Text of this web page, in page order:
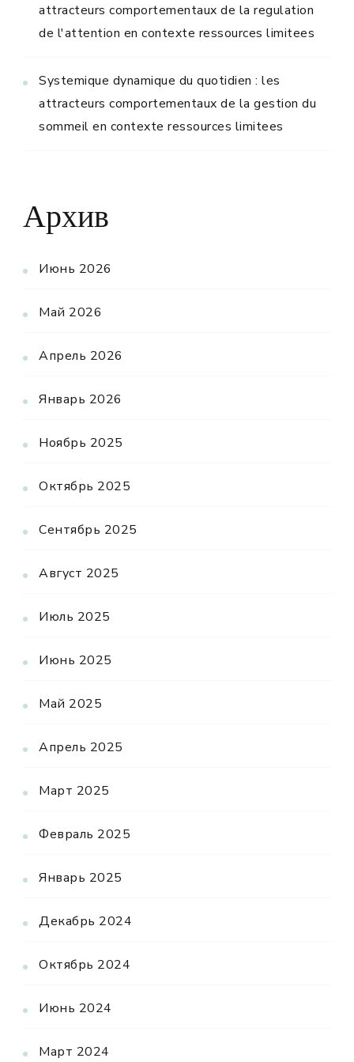
attracteurs comportementaux de la regulation
de l'attention en contexte ressources limitees
Systemique dynamique du quotidien : les
attracteurs comportementaux de la gestion du
sommeil en contexte ressources limitees
Архив
Июнь 2026
Май 2026
Апрель 2026
Январь 2026
Ноябрь 2025
Октябрь 2025
Сентябрь 2025
Август 2025
Июль 2025
Июнь 2025
Май 2025
Апрель 2025
Март 2025
Февраль 2025
Январь 2025
Декабрь 2024
Октябрь 2024
Июнь 2024
Март 2024